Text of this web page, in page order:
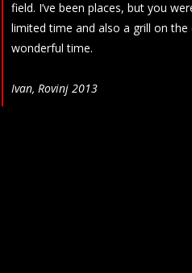
field. I’ve been places, but you
limited time and also a grill on the
wonderful time.
Ivan, Rovinj 2013